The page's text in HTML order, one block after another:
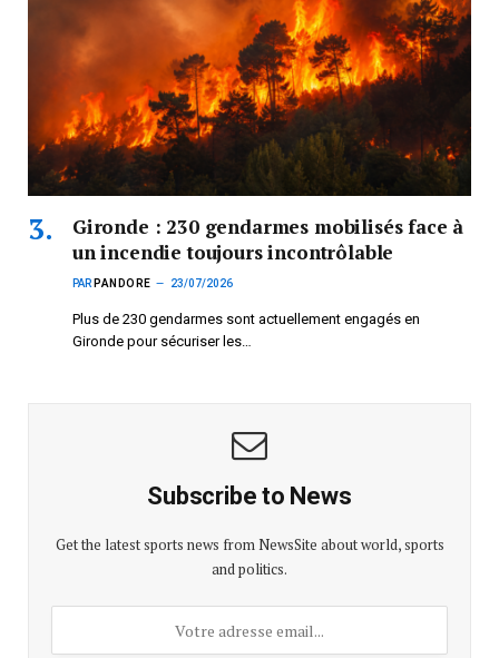
Gironde : 230 gendarmes mobilisés face à
un incendie toujours incontrôlable
PAR PANDORE 23/07/2026
Plus de 230 gendarmes sont actuellement engagés en
Gironde pour sécuriser les…
Subscribe to News
Get the latest sports news from NewsSite about world, sports
and politics.